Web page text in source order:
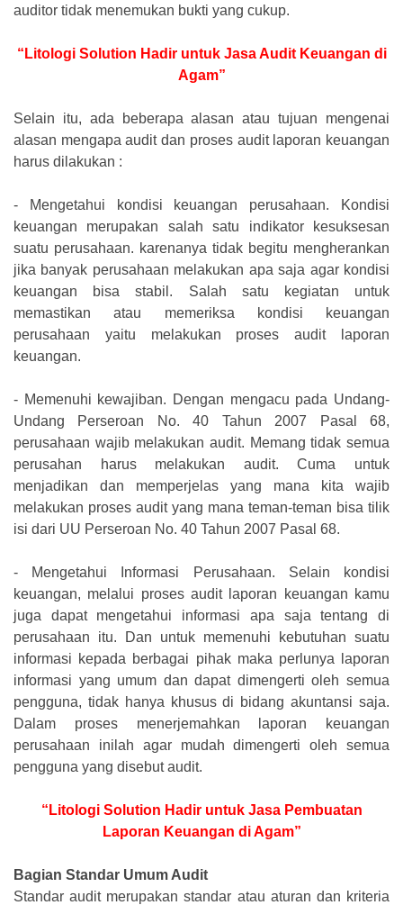
auditor tidak menemukan bukti yang cukup.
“Litologi Solution Hadir untuk Jasa Audit Keuangan di
Agam”
Selain itu, ada beberapa alasan atau tujuan mengenai
alasan mengapa audit dan proses audit laporan keuangan
harus dilakukan :
-
Mengetahui kondisi keuangan perusahaan. Kondisi
keuangan merupakan salah satu indikator kesuksesan
suatu perusahaan. karenanya tidak begitu mengherankan
jika banyak perusahaan melakukan apa saja agar kondisi
keuangan bisa stabil. Salah satu kegiatan untuk
memastikan atau memeriksa kondisi keuangan
perusahaan yaitu melakukan proses audit laporan
keuangan.
- Memenuhi kewajiban. Dengan mengacu pada Undang-
Undang Perseroan No. 40 Tahun 2007 Pasal 68,
perusahaan wajib melakukan audit. Memang tidak semua
perusahan harus melakukan audit. Cuma untuk
menjadikan dan memperjelas yang mana kita wajib
melakukan proses audit yang mana teman-teman bisa tilik
isi dari UU Perseroan No. 40 Tahun 2007 Pasal 68.
-
Mengetahui Informasi Perusahaan. Selain kondisi
keuangan, melalui proses audit laporan keuangan kamu
juga dapat mengetahui informasi apa saja tentang di
perusahaan itu. Dan untuk memenuhi kebutuhan suatu
informasi kepada berbagai pihak maka perlunya laporan
informasi yang umum dan dapat dimengerti oleh semua
pengguna, tidak hanya khusus di bidang akuntansi saja.
Dalam proses menerjemahkan laporan keuangan
perusahaan inilah agar mudah dimengerti oleh semua
pengguna yang disebut audit.
“Litologi Solution Hadir untuk Jasa Pembuatan
Laporan Keuangan di Agam”
Bagian Standar Umum Audit
Standar audit merupakan standar atau aturan dan kriteria